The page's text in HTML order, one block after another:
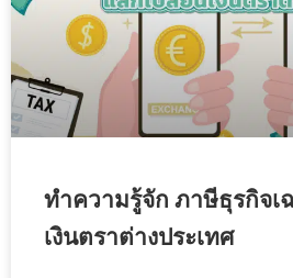
ทำความรู้จัก ภาษีธุรกิจเ
เงินตราต่างประเทศ